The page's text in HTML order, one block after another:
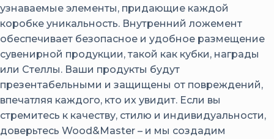
узнаваемые элементы, придающие каждой
коробке уникальность. Внутренний ложемент
обеспечивает безопасное и удобное размещение
сувенирной продукции, такой как кубки, награды
или Стеллы. Ваши продукты будут
презентабельными и защищены от повреждений,
впечатляя каждого, кто их увидит. Если вы
стремитесь к качеству, стилю и индивидуальности,
доверьтесь Wood&Master – и мы создадим